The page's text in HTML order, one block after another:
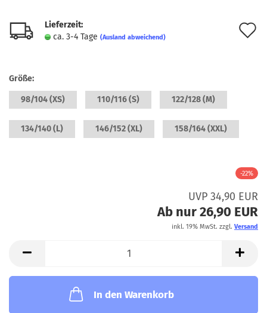
Lieferzeit:
ca. 3-4 Tage (Ausland abweichend)
Größe:
98/104 (XS) 110/116 (S) 122/128 (M)
134/140 (L) 146/152 (XL) 158/164 (XXL)
-22%
UVP 34,90 EUR
Ab nur 26,90 EUR
inkl. 19% MwSt. zzgl. Versand
In den Warenkorb